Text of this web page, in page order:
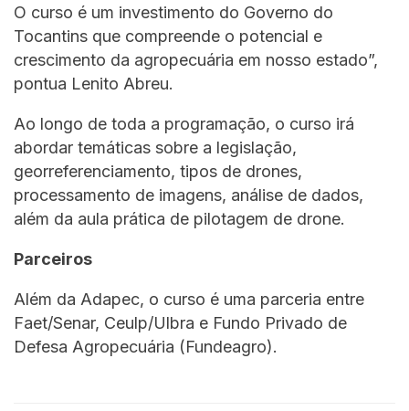
O curso é um investimento do Governo do
Tocantins que compreende o potencial e
crescimento da agropecuária em nosso estado”,
pontua Lenito Abreu.
Ao longo de toda a programação, o curso irá
abordar temáticas sobre a legislação,
georreferenciamento, tipos de drones,
processamento de imagens, análise de dados,
além da aula prática de pilotagem de drone.
Parceiros
Além da Adapec, o curso é uma parceria entre
Faet/Senar, Ceulp/Ulbra e Fundo Privado de
Defesa Agropecuária (Fundeagro).